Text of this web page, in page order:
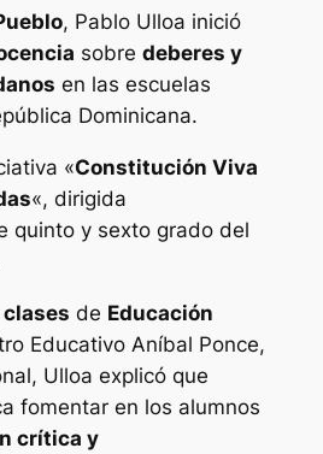
, Pablo Ulloa inició
sobre deberes y
en las escuelas
Dominicana.
«Constitución Viva
«, dirigida
quinto y sexto grado del
clases de Educación
Educativo Aníbal Ponce,
Ulloa explicó que
fomentar en los alumnos
crítica y